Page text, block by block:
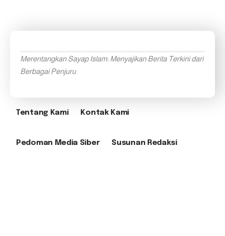
Merentangkan Sayap Islam: Menyajikan Berita Terkini dari
Berbagai Penjuru
Tentang Kami Kontak Kami
Pedoman Media Siber Susunan Redaksi